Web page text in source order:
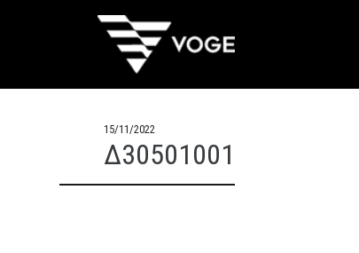
15/11/2022
Δ30501001